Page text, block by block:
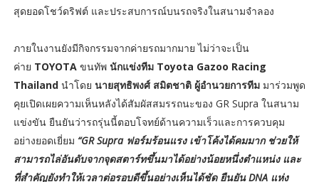
สุดยอดโชว์ดริฟต์ และประสบการณ์บนรถจริงในสนามจำลอง
ภายในงานยังมีกิจกรรมจากค่ายรถมากมาย ไม่ว่าจะเป็น
ค่าย TOYOTAขนทัพ นักแข่งทีม Toyota Gazoo Racing
Thailandนำโดย นายสุทธิพงศ์ สมิตชาติ ผู้อำนวยการทีมมาร่วมพูด
คุยเปิดเผยความเห็นหลังได้สัมผัสสมรรถนะของ GR Supra ในสนาม
แข่งขัน ยืนยันว่ารถรุ่นนี้ตอบโจทย์ด้านความเร็วและการควบคุม
อย่างยอดเยี่ยม “GR Supra ฟอร์มร้อนแรง เข้าโค้งได้คมมาก ช่วยให้
สามารถไล่อันดับจากจุดสตาร์ทขึ้นมาได้อย่างน้อยหนึ่งตำแหน่ง และ
ที่สำคัญยังทำให้เวลาต่อรอบดีขึ้นอย่างเห็นได้ชัด ยืนยัน DNA แห่ง